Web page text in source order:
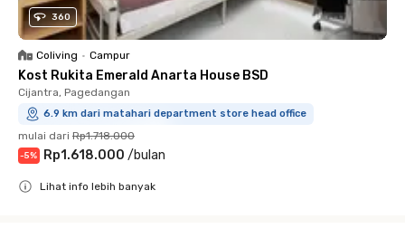
360
Coliving • Campur
Kost Rukita Emerald Anarta House BSD
Cijantra, Pagedangan
6.9 km dari matahari department store head office
mulai dari Rp1.718.000
-5% Rp1.618.000 /bulan
Lihat info lebih banyak